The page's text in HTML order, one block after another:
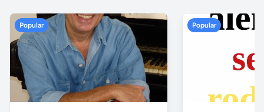
Popular Popular